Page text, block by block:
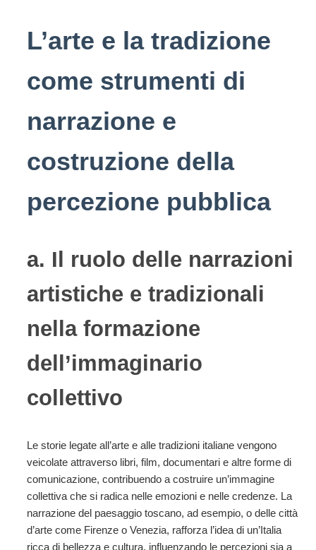
L’arte e la tradizione
come strumenti di
narrazione e
costruzione della
percezione pubblica
a. Il ruolo delle narrazioni
artistiche e tradizionali
nella formazione
dell’immaginario
collettivo
Le storie legate all’arte e alle tradizioni italiane vengono
veicolate attraverso libri, film, documentari e altre forme di
comunicazione, contribuendo a costruire un’immagine
collettiva che si radica nelle emozioni e nelle credenze. La
narrazione del paesaggio toscano, ad esempio, o delle città
d’arte come Firenze o Venezia, rafforza l’idea di un’Italia
ricca di bellezza e cultura, influenzando le percezioni sia a